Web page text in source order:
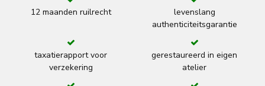
12 maanden ruilrecht
levenslang
authenticiteitsgarantie
taxatierapport voor
verzekering
gerestaureerd in eigen
atelier